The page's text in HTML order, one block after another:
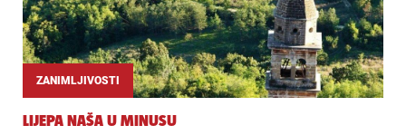
ZANIMLJIVOSTI
LIJEPA NAŠA U MINUSU